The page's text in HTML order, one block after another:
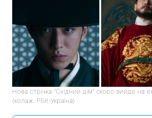
Нова стрічка "Східний дім" скоро вийде на
(колаж: РБК-Україна)